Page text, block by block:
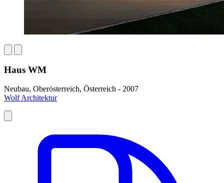
Haus WM
Neubau, Oberösterreich, Österreich - 2007
Wolf Architektur